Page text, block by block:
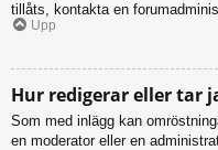
tillåts, kontakta en
Upp
Hur redigerar eller tar
Som med inlägg kan
en moderator eller en